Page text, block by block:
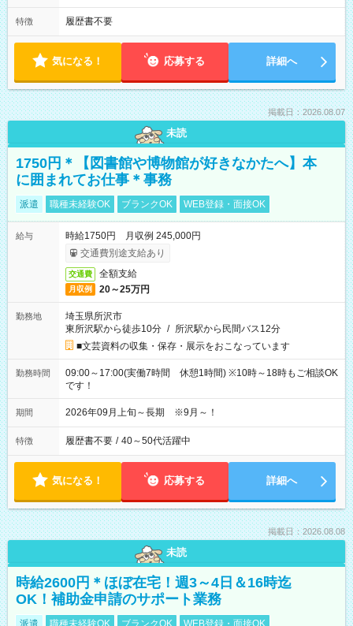
特徴 履歴書不要
気になる！ 応募する 詳細へ
掲載日：2026.08.07
未読
1750円＊【図書館や博物館が好きなかたへ】本
に囲まれてお仕事＊事務
派遣 職種未経験OK ブランクOK WEB登録・面接OK
給与
時給1750円 月収例 245,000円
交通費別途支給あり
交通費 全額支給
月収例 20～25万円
勤務地
埼玉県所沢市
東所沢駅から徒歩10分 / 所沢駅から民間バス12分
■文芸資料の収集・保存・展示をおこなっています
勤務時間
09:00～17:00(実働7時間 休憩1時間) ※10時～18時もご相談OK
です！
期間 2026年09月上旬～長期 ※9月～！
特徴 履歴書不要 / 40～50代活躍中
気になる！ 応募する 詳細へ
掲載日：2026.08.08
未読
時給2600円＊ほぼ在宅！週3～4日＆16時迄
OK！補助金申請のサポート業務
派遣 職種未経験OK ブランクOK WEB登録・面接OK